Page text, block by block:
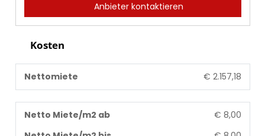
Anbieter kontaktieren
Kosten
Nettomiete € 2.157,18
Netto Miete/m2 ab
€ 8,00